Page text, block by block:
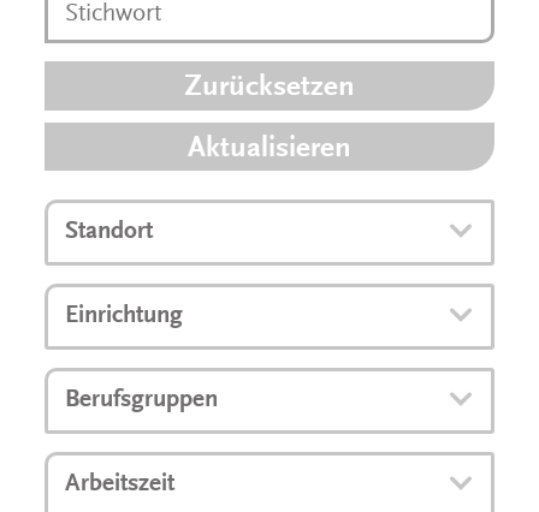
Zurücksetzen
Aktualisieren
Standort
Einrichtung
Berufsgruppen
Arbeitszeit